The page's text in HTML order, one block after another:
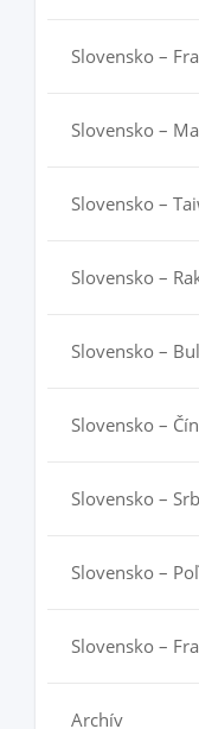
Slovensko –
Slovensko –
Slovensko –
Slovensko –
Slovensko –
Slovensko –
Slovensko –
Slovensko –
Slovensko –
Archív